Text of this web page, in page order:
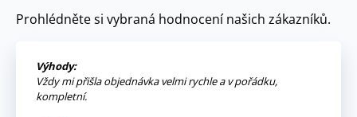
Prohlédněte si vybraná hodnocení našich zákazníků.
Výhody:
Vždy mi přišla objednávka velmi rychle a v pořádku,
kompletní.